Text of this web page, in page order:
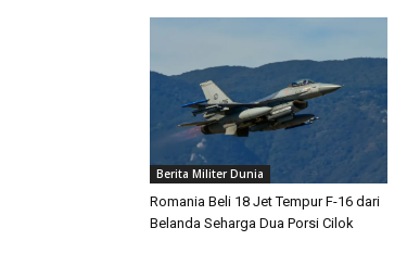
Berita Militer Dunia
Romania Beli 18 Jet Tempur F-16 dari
Belanda Seharga Dua Porsi Cilok